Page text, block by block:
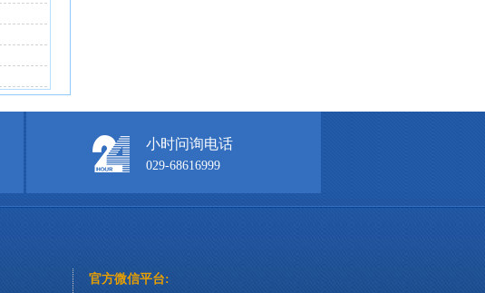
小时问询电话
029-68616999
官方微信平台: